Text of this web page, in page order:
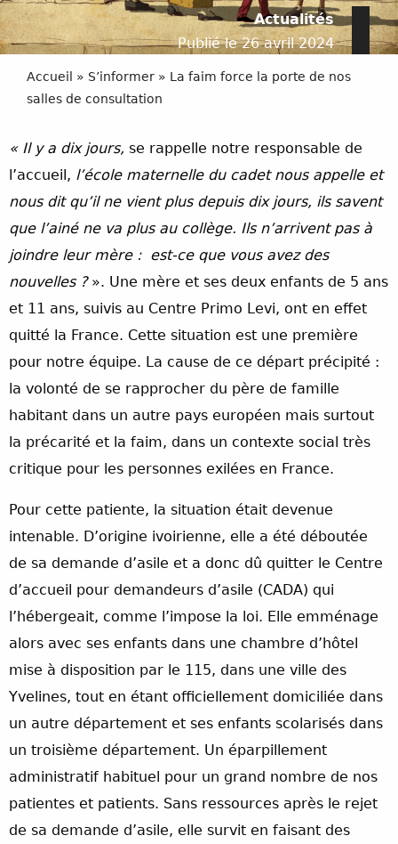
Actualités
Publié le 26 avril 2024
Accueil » S’informer » La faim force la porte de nos
salles de consultation
« Il y a dix jours, se rappelle notre responsable de
l’accueil, l’école maternelle du cadet nous appelle et
nous dit qu’il ne vient plus depuis dix jours, ils savent
que l’ainé ne va plus au collège. Ils n’arrivent pas à
joindre leur mère : est-ce que vous avez des
nouvelles ?». Une mère et ses deux enfants de 5 ans
et 11 ans, suivis au Centre Primo Levi, ont en effet
quitté la France. Cette situation est une première
pour notre équipe. La cause de ce départ précipité :
la volonté de se rapprocher du père de famille
habitant dans un autre pays européen mais surtout
la précarité et la faim, dans un contexte social très
critique pour les personnes exilées en France.
Pour cette patiente, la situation était devenue
intenable. D’origine ivoirienne, elle a été déboutée
de sa demande d’asile et a donc dû quitter le Centre
d’accueil pour demandeurs d’asile (CADA) qui
l’hébergeait, comme l’impose la loi. Elle emménage
alors avec ses enfants dans une chambre d’hôtel
mise à disposition par le 115, dans une ville des
Yvelines, tout en étant officiellement domiciliée dans
un autre département et ses enfants scolarisés dans
un troisième département. Un éparpillement
administratif habituel pour un grand nombre de nos
patientes et patients. Sans ressources après le rejet
de sa demande d’asile, elle survit en faisant des